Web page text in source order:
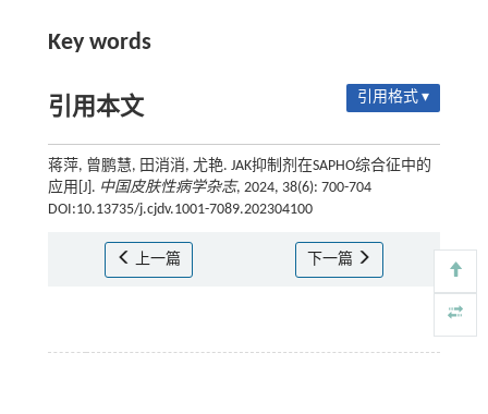
Key words
引用本文 引用格式 ▾
蒋萍, 曾鹏慧, 田消消, 尤艳. JAK抑制剂在SAPHO综合征中的
应用[J]. 中国皮肤性病学杂志, 2024, 38(6): 700-704
DOI:10.13735/j.cjdv.1001-7089.202304100
上一篇 下一篇